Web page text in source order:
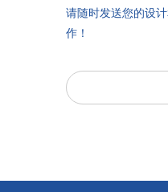
请随时发送您的设
作！